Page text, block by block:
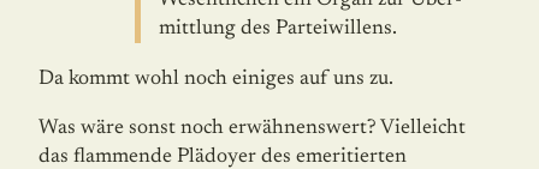
mittlung des Parteiwillens.
Da kommt wohl noch einiges auf uns zu.
Was wäre sonst noch erwähnenswert? Vielleicht
das flammende Plädoyer des emeri­tier­ten